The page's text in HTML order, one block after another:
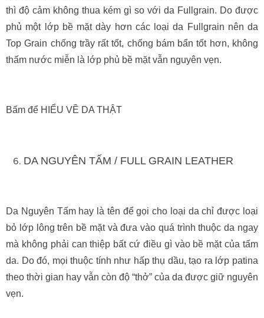
thì độ cảm không thua kém gì so với da Fullgrain. Do được
phủ một lớp bề mặt dày hơn các loại da Fullgrain nên da
Top Grain chống trầy rất tốt, chống bám bẩn tốt hơn, không
thấm nước miễn là lớp phủ bề mặt vẫn nguyên vẹn.
Bấm để HIỂU VỀ DA THẬT
DA NGUYÊN TẤM / FULL GRAIN LEATHER
Da Nguyên Tấm hay là tên để gọi cho loại da chỉ được loại
bỏ lớp lông trên bề mặt và đưa vào quá trình thuộc da ngay
mà không phải can thiệp bất cứ điều gì vào bề mặt của tấm
da. Do đó, mọi thuộc tính như hấp thụ dầu, tạo ra lớp patina
theo thời gian hay vẫn còn độ “thở” của da được giữ nguyên
vẹn.